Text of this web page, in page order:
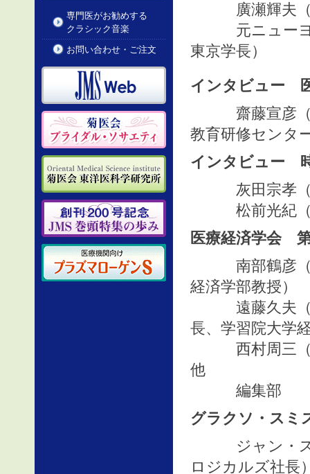
専門医がお勧めする
クラシック音楽
お問い合わせ・ご注文
廣瀬輝夫（日
元ニューヨー
東京学長）
インタビュー
齋藤宣彦（日
教育研修センタ
インタビュー
灰田宗孝（東
松前光紀（東
医療経済学会
南部鶴彦（医
経済学部教授）
遠藤久夫（医
長、学習院大学
西村周三（医
他
編集部
グラクソ・スミ
ジャン・ステ
ロジカルズ社長